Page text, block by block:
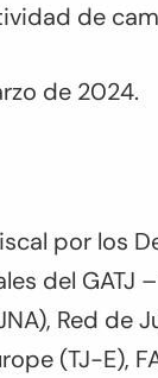
de
de 2024.
por los
del GATJ
Red de
(TJ-E),